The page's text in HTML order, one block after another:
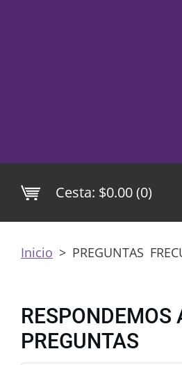
Cesta: $0.00 (0)
Inicio > PREGUNTAS
RESPONDEMOS
PREGUNTAS